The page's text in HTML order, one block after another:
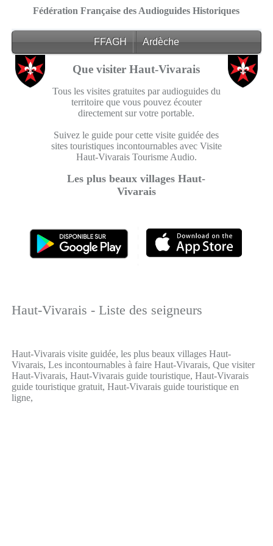
Fédération Française des Audioguides Historiques
FFAGH Ardèche
Que visiter Haut-Vivarais
Tous les visites gratuites par audioguides du
territoire que vous pouvez écouter
directement sur votre portable.
Suivez le guide pour cette visite guidée des
sites touristiques incontournables avec Visite
Haut-Vivarais Tourisme Audio.
Les plus beaux villages Haut-
Vivarais
Haut-Vivarais - Liste des seigneurs
Haut-Vivarais visite guidée, les plus beaux villages Haut-
Vivarais, Les incontournables à faire Haut-Vivarais, Que visiter
Haut-Vivarais, Haut-Vivarais guide touristique, Haut-Vivarais
guide touristique gratuit, Haut-Vivarais guide touristique en
ligne,